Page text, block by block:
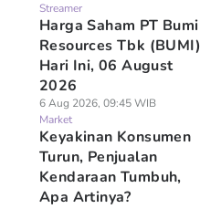
Streamer
Harga Saham PT Bumi
Resources Tbk (BUMI)
Hari Ini, 06 August
2026
6 Aug 2026, 09:45 WIB
Market
Keyakinan Konsumen
Turun, Penjualan
Kendaraan Tumbuh,
Apa Artinya?